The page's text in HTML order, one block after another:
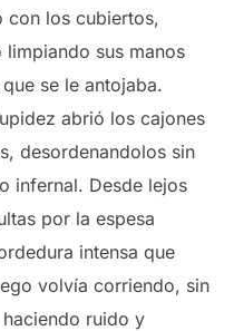
con los cubiertos,
sus manos
se le antojaba.
abrió los cajones
desordenandolos sin
infernal. Desde lejos
por la espesa
intensa que
volvía corriendo, sin
ruido y